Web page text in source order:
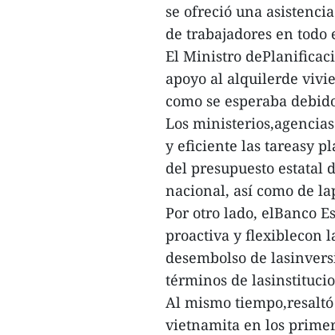
se ofreció una
de trabajadores en todo
El Ministro
apoyo al alquilerde
como se esperaba
Los
y eficiente las tareasy
del presupuesto estatal
nacional, así como de
Por otro lado, elBanco
proactiva y flexiblecon
desembolso de
términos de
Al mismo
vietnamita en los